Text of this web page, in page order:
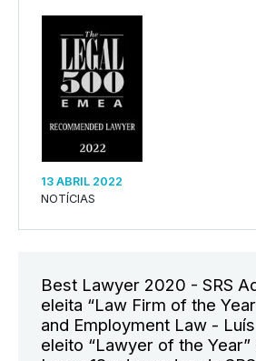
13 ABRIL 2022
NOTÍCIAS
Best Lawyer 2020 - SRS
eleita “Law Firm of the
and Employment Law -
eleito “Lawyer of the